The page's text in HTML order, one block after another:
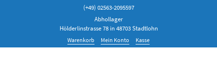
(+49) 02563-2095597
Abhollager
Hölderlinstrasse 78 in 48703 Stadtlohn
Warenkorb Mein Konto Kasse